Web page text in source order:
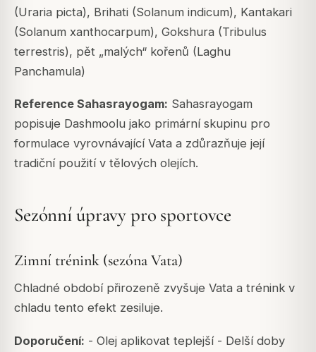
(Uraria picta), Brihati (Solanum indicum), Kantakari
(Solanum xanthocarpum), Gokshura (Tribulus
terrestris), pět „malých“ kořenů (Laghu
Panchamula)
Reference Sahasrayogam: Sahasrayogam
popisuje Dashmoolu jako primární skupinu pro
formulace vyrovnávající Vata a zdůrazňuje její
tradiční použití v tělových olejích.
Sezónní úpravy pro sportovce
Zimní trénink (sezóna Vata)
Chladné období přirozeně zvyšuje Vata a trénink v
chladu tento efekt zesiluje.
Doporučení: - Olej aplikovat teplejší - Delší doby